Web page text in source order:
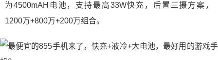
为4500mAH电池，支持最高33W快充，后置三摄方案，
1200万+800万+200万组合。